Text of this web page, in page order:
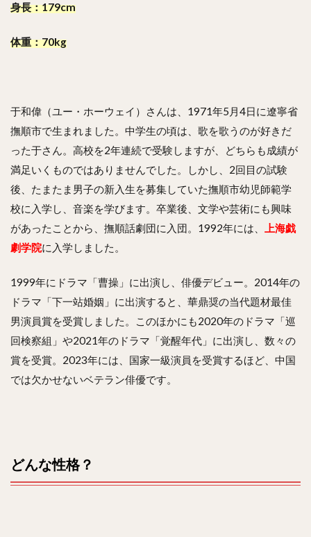
身長：179cm
体重：70kg
于和偉（ユー・ホーウェイ）さんは、1971年5月4日に遼寧省
撫順市で生まれました。中学生の頃は、歌を歌うのが好きだ
った于さん。高校を2年連続で受験しますが、どちらも成績が
満足いくものではありませんでした。しかし、2回目の試験
後、たまたま男子の新入生を募集していた撫順市幼児師範学
校に入学し、音楽を学びます。卒業後、文学や芸術にも興味
があったことから、撫順話劇団に入団。1992年には、
上海戯
劇学院に入学しました。
1999年にドラマ「曹操」に出演し、俳優デビュー。2014年の
ドラマ「下一站婚姻」に出演すると、華鼎奨の当代題材最佳
男演員賞を受賞しました。このほかにも2020年のドラマ「巡
回検察組」や2021年のドラマ「覚醒年代」に出演し、数々の
賞を受賞。2023年には、国家一級演員を受賞するほど、中国
では欠かせないベテラン俳優です。
どんな性格？